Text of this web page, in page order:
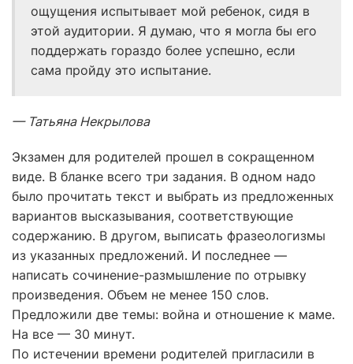
ощущения испытывает мой ребенок, сидя в
этой аудитории. Я думаю, что я могла бы его
поддержать гораздо более успешно, если
сама пройду это испытание.
— Татьяна Некрылова
Экзамен для родителей прошел в сокращенном
виде. В бланке всего три задания. В одном надо
было прочитать текст и выбрать из предложенных
вариантов высказывания, соответствующие
содержанию. В другом, выписать фразеологизмы
из указанных предложений. И последнее —
написать сочинение-размышление по отрывку
произведения. Объем не менее 150 слов.
Предложили две темы: война и отношение к маме.
На все — 30 минут.
По истечении времени родителей пригласили в